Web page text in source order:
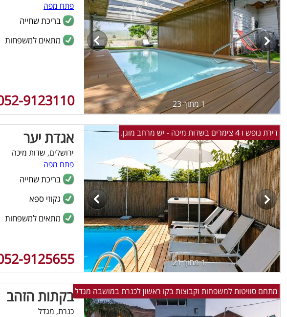
1 מתוך 23
פתח מפה
בריכת שחייה
מתאים למשפחות
9123110
דירת נופש ו 4 צימרים בשדות מיכה - יש מרחב מוגן.
1 מתוך 21
אגדת יער
ירושלים, שדות מיכה
פתח מפה
בריכת שחייה
גקוזי ספא
מתאים למשפחות
9125655
מתחם סוויטות למשפחות וקבוצות בקו ראשון לכנרת במושבה מגדלבקתות הזהב
כנרת, מגדל